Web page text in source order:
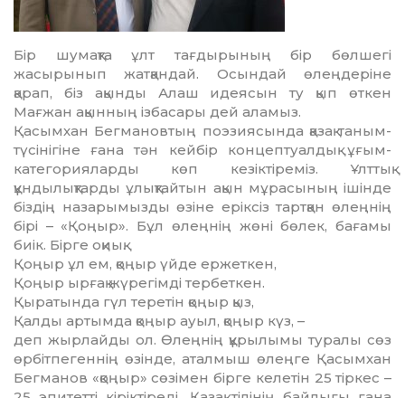
Бір шумақта ұлт тағдырының бір бөлшегі
жасырынып жатқандай. Осындай өлеңдеріне
қарап, біз ақынды Алаш идеясын ту қып өткен
Мағжан ақынның ізбасары дей аламыз.
Қасымхан Бегмановтың поэзиясында қа­зақ таным-
түсінігіне ғана тән кейбір концеп­туалдық ұғым-
категорияларды көп кезіктіре­міз. Ұлттық
құндылықтарды ұлықтайтын ақын мұра­сының ішінде
біздің назарымызды өзіне ерік­сіз тартқан өлеңнің
бірі – «Қоңыр». Бұл өлең­нің жөні бөлек, бағамы
биік. Бірге оқиық.
Қоңыр ұл ем, қоңыр үйде ержеткен,
Қоңыр ырғақ жүрегімді тербеткен.
Қыратында гүл теретін қоңыр қыз,
Қалды артымда қоңыр ауыл, қоңыр күз, –
деп жырлайды ол. Өлеңнің құрылымы туралы сөз
өрбітпегеннің өзінде, аталмыш өлеңге Қасымхан
Бегманов «қоңыр» сөзімен бірге келетін 25 тіркес –